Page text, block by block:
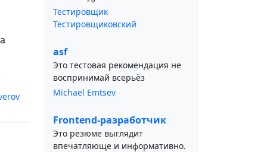
Тестировщик
Тестировщиковский
asf
Это тестовая рекомендация не
воспринимай всерьёз
Michael Emtsev
Frontend-разработчик
Это резюме выглядит
впечатляюще и информативно.